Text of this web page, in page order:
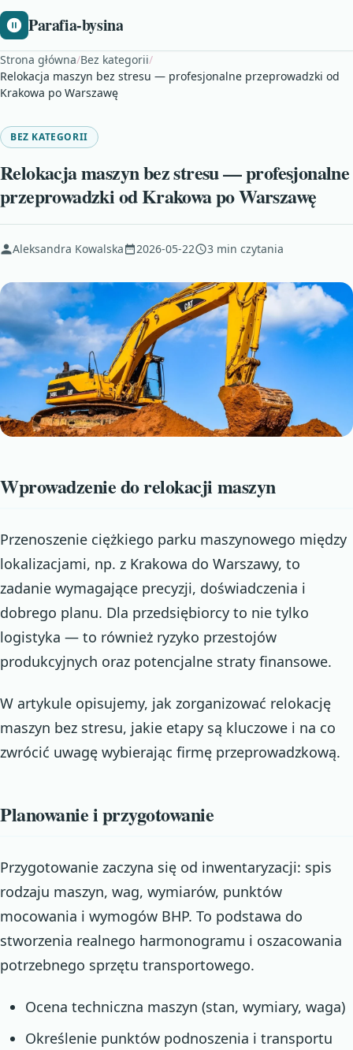
Parafia-bysina
Strona główna/Bez kategorii/
Relokacja maszyn bez stresu — profesjonalne przeprowadzki od
Krakowa po Warszawę
BEZ KATEGORII
Relokacja maszyn bez stresu — profesjonalne
przeprowadzki od Krakowa po Warszawę
Aleksandra Kowalska 2026-05-22 3 min czytania
Wprowadzenie do relokacji maszyn
Przenoszenie ciężkiego parku maszynowego między
lokalizacjami, np. z Krakowa do Warszawy, to
zadanie wymagające precyzji, doświadczenia i
dobrego planu. Dla przedsiębiorcy to nie tylko
logistyka — to również ryzyko przestojów
produkcyjnych oraz potencjalne straty finansowe.
W artykule opisujemy, jak zorganizować relokację
maszyn bez stresu, jakie etapy są kluczowe i na co
zwrócić uwagę wybierając firmę przeprowadzkową.
Planowanie i przygotowanie
Przygotowanie zaczyna się od inwentaryzacji: spis
rodzaju maszyn, wag, wymiarów, punktów
mocowania i wymogów BHP. To podstawa do
stworzenia realnego harmonogramu i oszacowania
potrzebnego sprzętu transportowego.
Ocena techniczna maszyn (stan, wymiary, waga)
Określenie punktów podnoszenia i transportu